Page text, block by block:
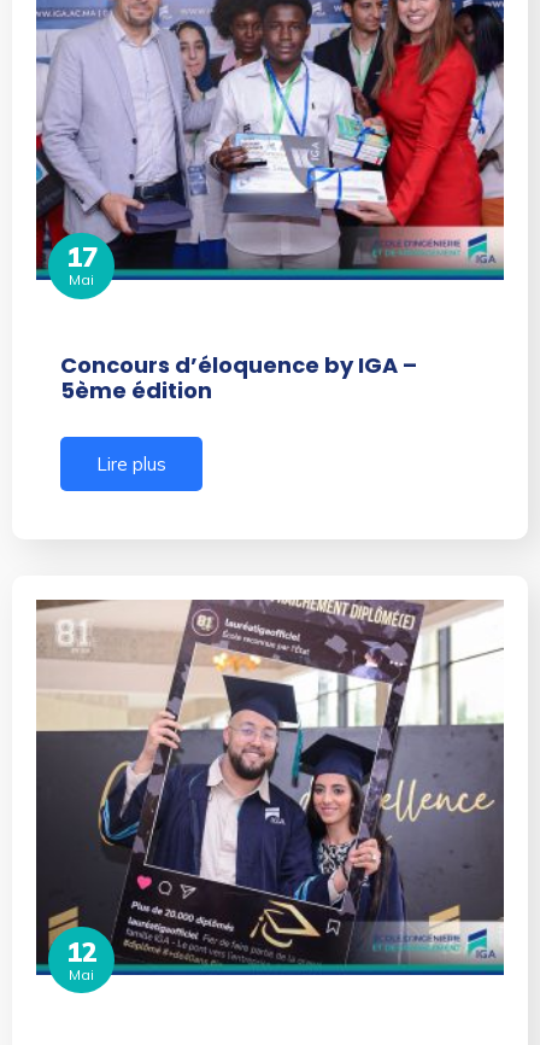
17
Mai
Concours d’éloquence by IGA –
5ème édition
Lire plus
12
Mai